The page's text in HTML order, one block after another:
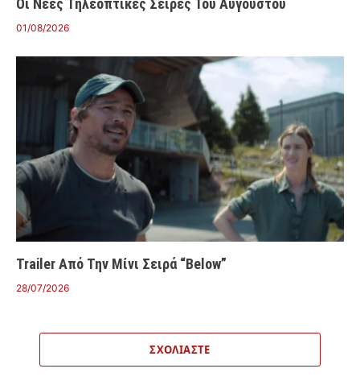
Οι Νέες Τηλεοπτικές Σειρές Του Αυγούστου
01/08/2026
Trailer Από Την Μίνι Σειρά “Below”
28/07/2026
ΣΧΟΛΙΆΣΤΕ